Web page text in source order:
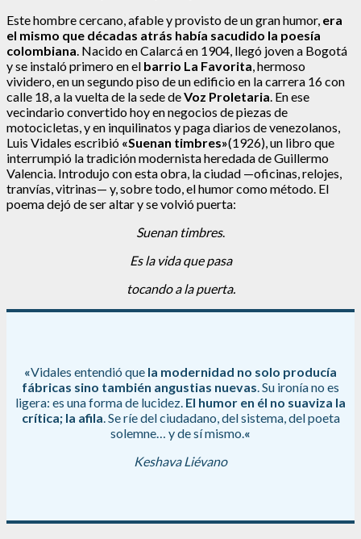
Este hombre cercano, afable y provisto de un gran humor, era
el mismo que décadas atrás había sacudido la poesía
colombiana . Nacido en Calarcá en 1904, llegó joven a Bogotá
y se instaló primero en el barrio La Favorita , hermoso
vividero, en un segundo piso de un edificio en la carrera 16 con
calle 18, a la vuelta de la sede deVoz Proletaria . En ese
vecindario convertido hoy en negocios de piezas de
motocicletas, y en inquilinatos y paga diarios de venezolanos,
Luis Vidales escribió «Suenan timbres»(1926), un libro que
interrumpió la tradición modernista heredada de Guillermo
Valencia. Introdujo con esta obra, la ciudad —oficinas, relojes,
tranvías, vitrinas— y, sobre todo, el humor como método. El
poema dejó de ser altar y se volvió puerta:
Suenan timbres.
Es la vida que pasa
tocando a la puerta.
«Vidales entendió que la modernidad no solo producía
fábricas sino también angustias nuevas . Su ironía no es
ligera: es una forma de lucidez. El humor en él no suaviza la
crítica; la afila . Se ríe del ciudadano, del sistema, del poeta
solemne… y de sí mismo. «
Keshava Liévano